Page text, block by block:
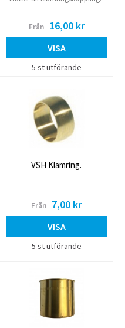
Från 16,00 kr
VISA
5 st utförande
VSH Klämring.
Från 7,00 kr
VISA
5 st utförande